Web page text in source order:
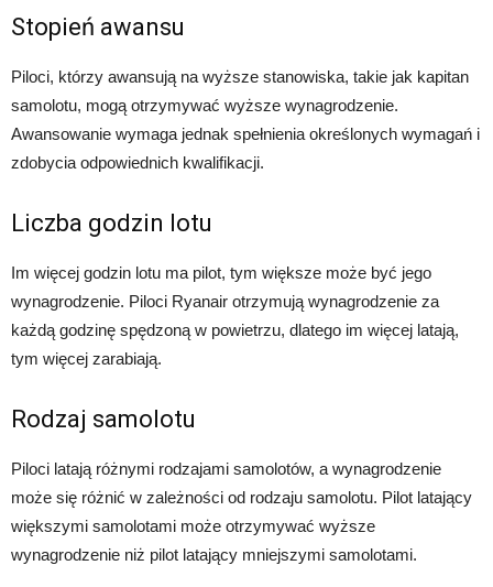
Stopień awansu
Piloci, którzy awansują na wyższe stanowiska, takie jak kapitan
samolotu, mogą otrzymywać wyższe wynagrodzenie.
Awansowanie wymaga jednak spełnienia określonych wymagań i
zdobycia odpowiednich kwalifikacji.
Liczba godzin lotu
Im więcej godzin lotu ma pilot, tym większe może być jego
wynagrodzenie. Piloci Ryanair otrzymują wynagrodzenie za
każdą godzinę spędzoną w powietrzu, dlatego im więcej latają,
tym więcej zarabiają.
Rodzaj samolotu
Piloci latają różnymi rodzajami samolotów, a wynagrodzenie
może się różnić w zależności od rodzaju samolotu. Pilot latający
większymi samolotami może otrzymywać wyższe
wynagrodzenie niż pilot latający mniejszymi samolotami.